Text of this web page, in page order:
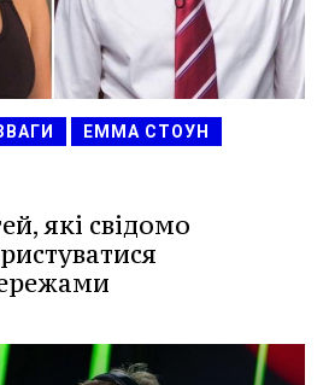
ЕММА СТОУН
які свідомо